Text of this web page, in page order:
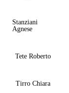
Stanziani
Agnese
Tete Roberto
Tirro Chiara